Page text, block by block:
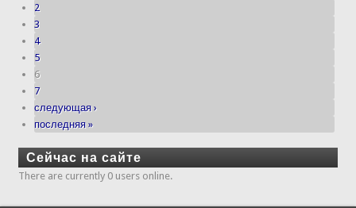
2
3
4
5
6
7
следующая ›
последняя »
Сейчас на сайте
There are currently 0 users online.